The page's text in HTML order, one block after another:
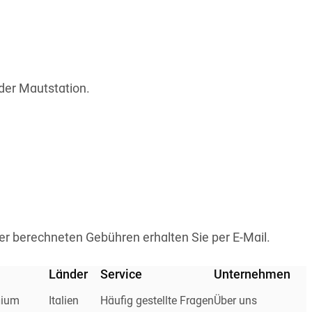
Mautstation.
berechneten Gebühren erhalten Sie per E-Mail.
Länder
Italien
Service
Häufig gestellte Fragen
Unternehmen
Über uns